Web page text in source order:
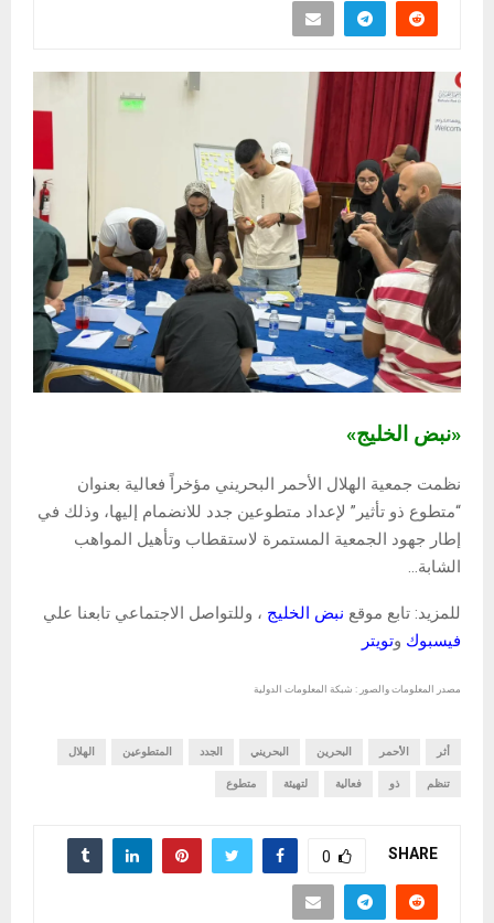
«نبض الخليج»
نظمت جمعية الهلال الأحمر البحريني مؤخراً فعالية بعنوان
“متطوع ذو تأثير” لإعداد متطوعين جدد للانضمام إليها، وذلك في
إطار جهود الجمعية المستمرة لاستقطاب وتأهيل المواهب
الشابة…
للمزيد: تابع موقع نبض الخليج ، وللتواصل الاجتماعي تابعنا علي
فيسبوك وتويتر
مصدر المعلومات والصور : شبكة المعلومات الدولية
أثر الأحمر البحرين البحريني الجدد المتطوعين الهلال
تنظم ذو فعالية لتهيئة متطوع
SHARE
0